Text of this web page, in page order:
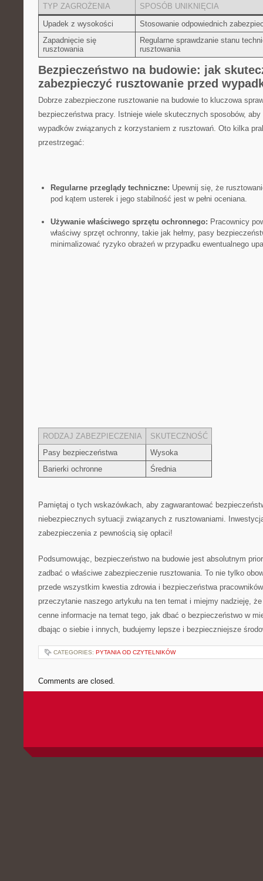
TYP ZAGROŻENIA
SPOSÓB UNIKNIĘCIA
Upadek ⁤z wysokości
Stosowanie odpowiednich
Zapadnięcie się
rusztowania
Regularne sprawdzanie stanu
rusztowania
Bezpieczeństwo na budowie: jak
zabezpieczyć rusztowanie przed
Dobrze zabezpieczone‌ rusztowanie ​na budowie to kluczowa
bezpieczeństwa‍ pracy. Istnieje wiele skutecznych⁢ sposobów,
wypadków związanych z korzystaniem z rusztowań. ​Oto ​kilka
przestrzegać:
Regularne przeglądy techniczne: Upewnij się, że
pod kątem usterek i jego stabilność jest⁢ w pełni oceniana.
Używanie właściwego sprzętu‍ ochronnego: Pracownicy
właściwy sprzęt ochronny, takie jak hełmy, ‍pasy
minimalizować ryzyko obrażeń w przypadku ewentualnego
RODZAJ ZABEZPIECZENIA
SKUTECZNOŚĆ
Pasy bezpieczeństwa
Wysoka
Barierki‍ ochronne
Średnia
Pamiętaj‌ o ‍tych wskazówkach, aby zagwarantować
niebezpiecznych sytuacji związanych z‍ rusztowaniami.
zabezpieczenia z pewnością się opłaci!
Podsumowując, bezpieczeństwo ‌na budowie jest absolutnym
zadbać o właściwe zabezpieczenie⁣ rusztowania. To nie tylko
‌przede wszystkim kwestia​ zdrowia i‍ bezpieczeństwa
przeczytanie ⁤naszego artykułu na ten temat ‌i miejmy nadzieję,
cenne informacje na temat tego, jak dbać​ o bezpieczeństwo w‌
dbając o ⁣siebie i innych, budujemy lepsze i bezpieczniejsze
CATEGORIES: PYTANIA OD CZYTELNIKÓW
Comments are closed.